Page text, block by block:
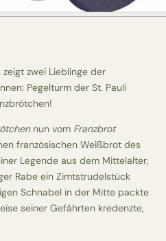
zwei Lieblinge der
Pegelturm der St. Pauli
nun vom Franzbrot
französischen Weißbrot des
Legende aus dem Mittelalter,
Rabe ein Zimtstrudelstück
Schnabel in der Mitte packte
seiner Gefährten kredenzte,